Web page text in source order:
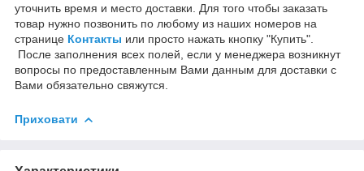
уточнить время и место доставки. Для того чтобы заказать
товар нужно позвонить по любому из наших номеров на
странице Контакты или просто нажать кнопку "Купить".
После заполнения всех полей, если у менеджера возникнут
вопросы по предоставленным Вами данным для доставки с
Вами обязательно свяжутся.
Приховати